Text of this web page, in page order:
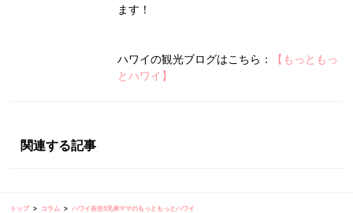
ます！
ハワイの観光ブログはこちら：
【もっともっ
とハワイ】
関連する記事
トップ コラム
ハワイ在住3兄弟ママのもっともっとハワイ